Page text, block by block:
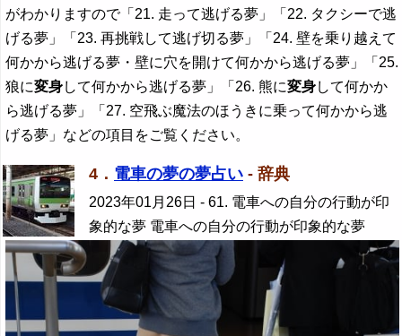
がわかりますので「21. 走って逃げる夢」「22. タクシーで逃
げる夢」「23. 再挑戦して逃げ切る夢」「24. 壁を乗り越えて
何かから逃げる夢・壁に穴を開けて何かから逃げる夢」「25.
狼に変身して何かから逃げる夢」「26. 熊に変身して何かか
ら逃げる夢」「27. 空飛ぶ魔法のほうきに乗って何かから逃
げる夢」などの項目をご覧ください。
4． 電車の夢の夢占い - 辞典
2023年01月26日 - 61. 電車への自分の行動が印
象的な夢 電車への自分の行動が印象的な夢